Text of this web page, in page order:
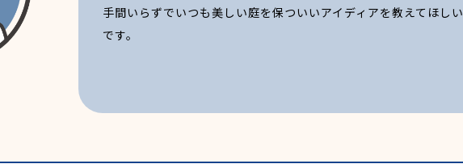
手間いらずでいつも美しい庭を保ついいアイディアを教えてほしい
です。